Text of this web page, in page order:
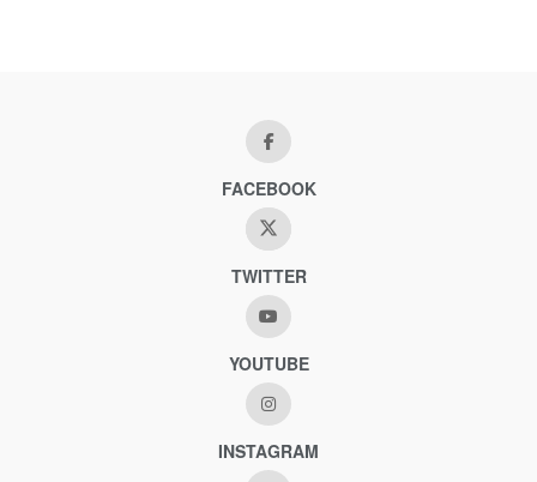
FACEBOOK
TWITTER
YOUTUBE
INSTAGRAM